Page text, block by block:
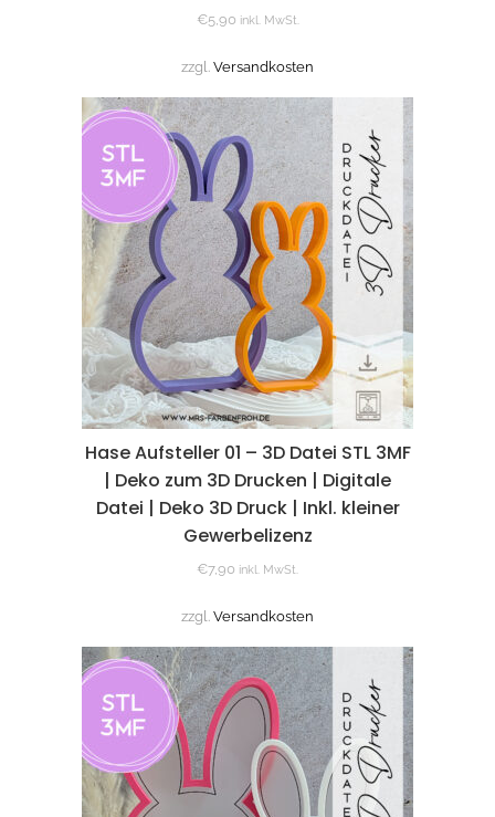
€5,90 inkl. MwSt.
zzgl. Versandkosten
Hase Aufsteller 01 – 3D Datei STL 3MF
| Deko zum 3D Drucken | Digitale
Datei | Deko 3D Druck | Inkl. kleiner
Gewerbelizenz
€7,90 inkl. MwSt.
zzgl. Versandkosten